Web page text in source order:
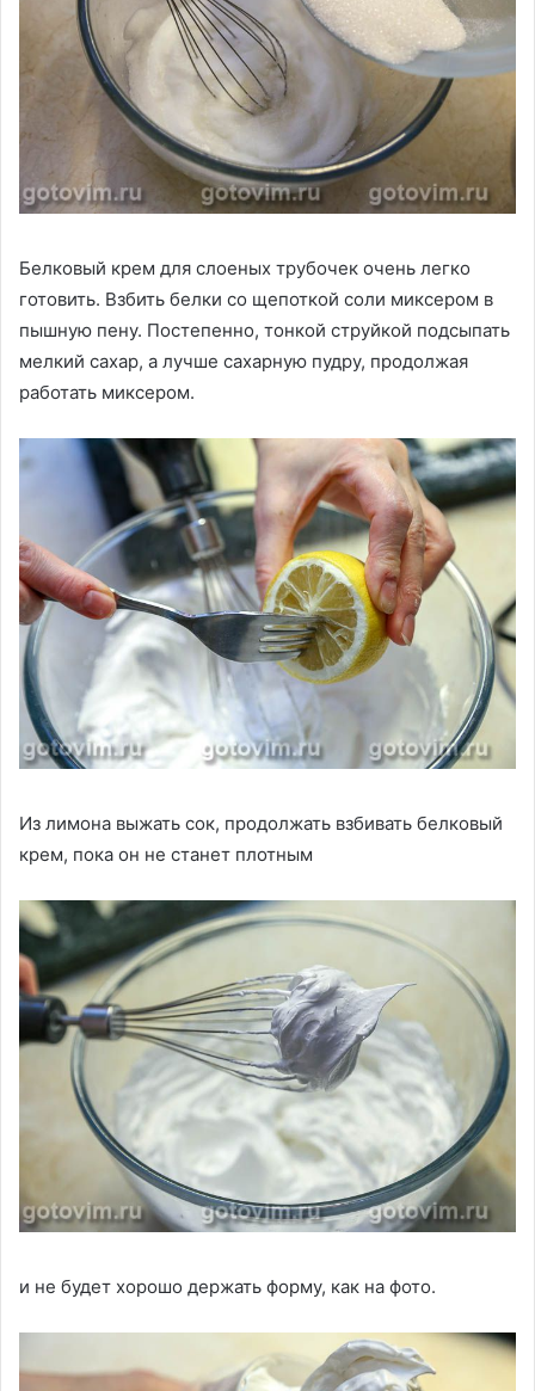
Белковый крем для слоеных трубочек очень легко
готовить. Взбить белки со щепоткой соли миксером в
пышную пену. Постепенно, тонкой струйкой подсыпать
мелкий сахар, а лучше сахарную пудру, продолжая
работать миксером.
Из лимона выжать сок, продолжать взбивать белковый
крем, пока он не станет плотным
и не будет хорошо держать форму, как на фото.